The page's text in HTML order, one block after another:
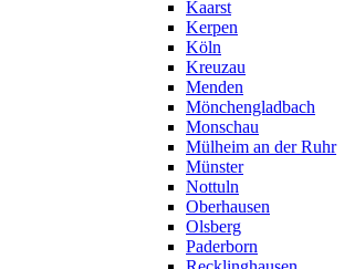
Kaarst
Kerpen
Köln
Kreuzau
Menden
Mönchengladbach
Monschau
Mülheim an der Ruhr
Münster
Nottuln
Oberhausen
Olsberg
Paderborn